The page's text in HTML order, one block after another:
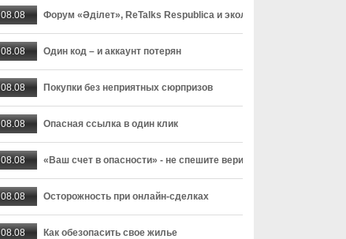
08.08 Форум «Әділет», ReTalks Respublica и экологический караван
08.08 Один код – и аккаунт потерян
08.08 Покупки без неприятных сюрпризов
08.08 Опасная ссылка в один клик
08.08 «Ваш счет в опасности» - не спешите верить
08.08 Осторожность при онлайн-сделках
08.08 Как обезопасить свое жилье